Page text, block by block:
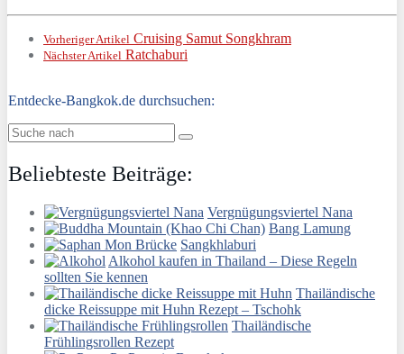
Vorheriger Artikel Cruising Samut Songkhram
Nächster Artikel Ratchaburi
Entdecke-Bangkok.de durchsuchen:
Beliebteste Beiträge:
Vergnügungsviertel Nana
Bang Lamung
Sangkhlaburi
Alkohol kaufen in Thailand – Diese Regeln
sollten Sie kennen
Thailändische
dicke Reissuppe mit Huhn Rezept – Tschohk
Thailändische
Frühlingsrollen Rezept